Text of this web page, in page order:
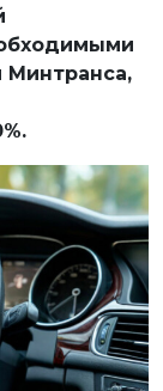
Минтранса,